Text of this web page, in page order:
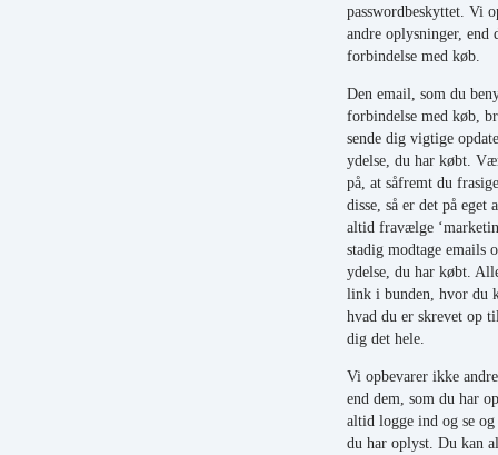
passwordbeskyttet. Vi
andre oplysninger, end
forbindelse med køb.
Den email, som du
forbindelse med køb,
sende dig vigtige
ydelse, du har købt.
på, at såfremt du
disse, så er det på eget
altid fravælge
stadig modtage emails
ydelse, du har købt.
link i bunden, hvor du
hvad du er skrevet op
dig det hele.
Vi opbevarer ikke
end dem, som du har
altid logge ind og se
du har oplyst. Du kan